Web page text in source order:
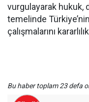
vurgulayarak hukuk,
temelinde
çalışmalarını
Bu haber toplam 23 defa